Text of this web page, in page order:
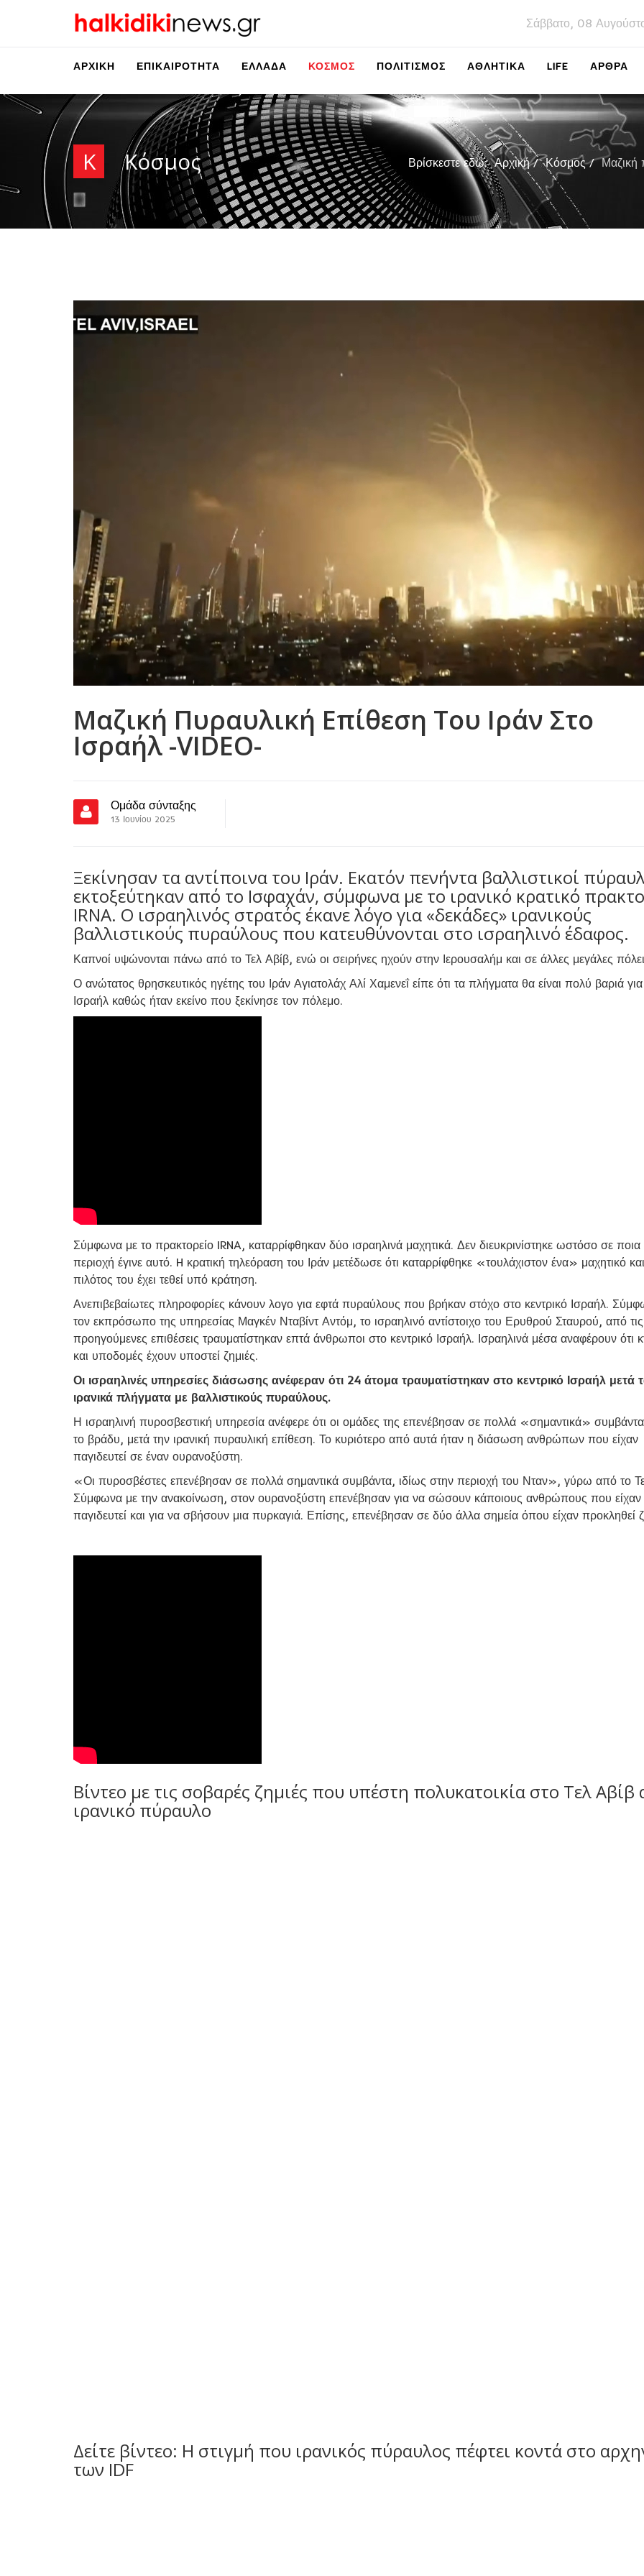
Σάββατο, 08
ΑΡΧΙΚΉ ΕΠΙΚΑΙΡΌΤΗΤΑ ΕΛΛΆΔΑ ΚΌΣΜΟΣ ΠΟΛΙΤΙΣΜΌΣ ΑΘΛΗΤΙΚΆ LIFE ΑΡΘΡΑ
Κ Κόσμος Βρίσκεστε εδώ:Αρχική Κόσμος Μαζική
Μαζική Πυραυλική Επίθεση Του Ιράν Στο
Ισραήλ -VIDEO-
Ομάδα σύνταξης
13 Ιουνίου 2025
Ξεκίνησαν τα αντίποινα του Ιράν. Εκατόν πενήντα βαλλιστικοί
εκτοξεύτηκαν από το Ισφαχάν, σύμφωνα με το ιρανικό κρατικό
IRNA. Ο ισραηλινός στρατός έκανε λόγο για «δεκάδες» ιρανικούς
βαλλιστικούς πυραύλους που κατευθύνονται στο ισραηλινό έδαφος.
Καπνοί υψώνονται πάνω από το Τελ Αβίβ, ενώ οι σειρήνες ηχούν στην Ιερουσαλήμ και σε άλλες μεγάλες
Ο ανώτατος θρησκευτικός ηγέτης του Ιράν Αγιατολάχ Αλί Χαμενεΐ είπε ότι τα πλήγματα θα είναι πολύ βαριά
Ισραήλ καθώς ήταν εκείνο που ξεκίνησε τον πόλεμο.
Σύμφωνα με το πρακτορείο IRNA, καταρρίφθηκαν δύο ισραηλινά μαχητικά. Δεν διευκρινίστηκε ωστόσο σε ποια
περιοχή έγινε αυτό. H κρατική τηλεόραση του Ιράν μετέδωσε ότι καταρρίφθηκε «τουλάχιστον ένα» μαχητικό
πιλότος του έχει τεθεί υπό κράτηση.
Ανεπιβεβαίωτες πληροφορίες κάνουν λογο για εφτά πυραύλους που βρήκαν στόχο στο κεντρικό Ισραήλ.
τον εκπρόσωπο της υπηρεσίας Μαγκέν Νταβίντ Αντόμ, το ισραηλινό αντίστοιχο του Ερυθρού Σταυρού, από τις
προηγούμενες επιθέσεις τραυματίστηκαν επτά άνθρωποι στο κεντρικό Ισραήλ. Ισραηλινά μέσα αναφέρουν ότι
και υποδομές έχουν υποστεί ζημιές.
Οι ισραηλινές υπηρεσίες διάσωσης ανέφεραν ότι 24 άτομα τραυματίστηκαν στο κεντρικό Ισραήλ μετά
ιρανικά πλήγματα με βαλλιστικούς πυραύλους.
Η ισραηλινή πυροσβεστική υπηρεσία ανέφερε ότι οι ομάδες της επενέβησαν σε πολλά «σημαντικά»
το βράδυ, μετά την ιρανική πυραυλική επίθεση. Το κυριότερο από αυτά ήταν η διάσωση ανθρώπων που είχαν
παγιδευτεί σε έναν ουρανοξύστη.
«Οι πυροσβέστες επενέβησαν σε πολλά σημαντικά συμβάντα, ιδίως στην περιοχή του Νταν», γύρω από το
Σύμφωνα με την ανακοίνωση, στον ουρανοξύστη επενέβησαν για να σώσουν κάποιους ανθρώπους που είχαν
παγιδευτεί και για να σβήσουν μια πυρκαγιά. Επίσης, επενέβησαν σε δύο άλλα σημεία όπου είχαν προκληθεί
Βίντεο με τις σοβαρές ζημιές που υπέστη πολυκατοικία στο Τελ Αβίβ
ιρανικό πύραυλο
Δείτε βίντεο: Η στιγμή που ιρανικός πύραυλος πέφτει κοντά στο
των IDF